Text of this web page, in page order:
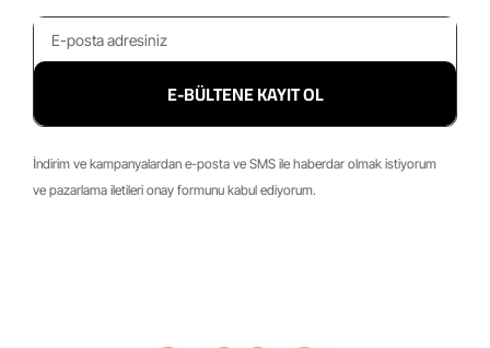
E-BÜLTENE KAYIT OL
İndirim ve kampanyalardan e-posta ve SMS ile haberdar olmak istiyorum
ve pazarlama iletileri onay formunu kabul ediyorum.